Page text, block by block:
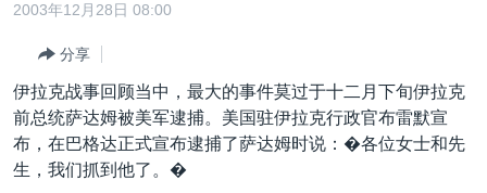
内
转
到
导
航
国际
最新国际新闻
印太
中东
分类新闻
经济·金融·贸易
人权·法律·宗教
美中关系
热点专题
2003年12月28日 08:00
分享
伊拉克战事回顾当中，最大的事件莫过于十二月下旬伊拉克
前总统萨达姆被美军逮捕。美国驻伊拉克行政官布雷默宣
布，在巴格达正式宣布逮捕了萨达姆时说：�各位女士和先
生，我们抓到他了。�